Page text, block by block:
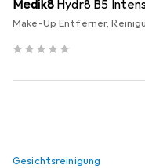
Medik8 Hydr8 B5
Make-Up Entferner,
Gesichtsreinigung